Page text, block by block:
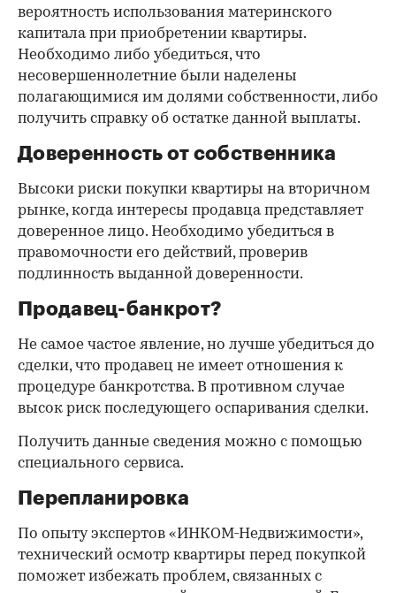
вероятность использования материнского
капитала при приобретении квартиры.
Необходимо либо убедиться, что
несовершеннолетние были наделены
полагающимися им долями собственности, либо
получить справку об остатке данной выплаты.
Доверенность от собственника
Высоки риски покупки квартиры на вторичном
рынке, когда интересы продавца представляет
доверенное лицо. Необходимо убедиться в
правомочности его действий, проверив
подлинность выданной доверенности.
Продавец-банкрот?
Не самое частое явление, но лучше убедиться до
сделки, что продавец не имеет отношения к
процедуре банкротства. В противном случае
высок риск последующего оспаривания сделки.
Получить данные сведения можно с помощью
специального сервиса.
Перепланировка
По опыту экспертов «ИНКОМ-Недвижимости»,
технический осмотр квартиры перед покупкой
поможет избежать проблем, связанных с